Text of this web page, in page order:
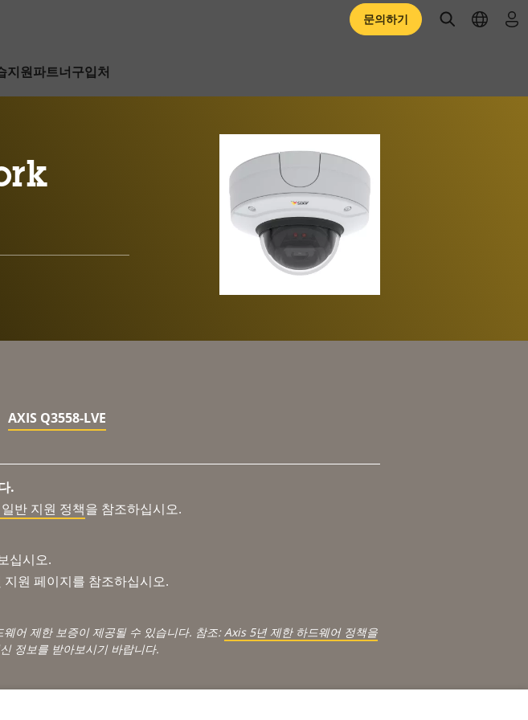
지원파트너구입처
문의하기 openopen로
AXIS Q3558-LVE
.
반 지원 정책을 참조하십시오.
십시오.
원 페이지를 참조하십시오.
어 제한 보증이 제공될 수 있습니다. 참조:Axis 5년 제한 하드웨어 정책을
정보를 받아보시기 바랍니다.